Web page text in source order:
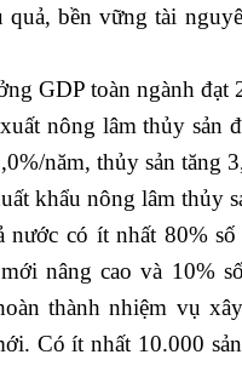
quả, bền vững tài
GDP toàn ngành đạt
nông lâm thủy sản
năm, thủy sản tăng
khẩu nông lâm thủy
nước có ít nhất 80%
nâng cao và 10%
thành nhiệm vụ
Có ít nhất 10.000